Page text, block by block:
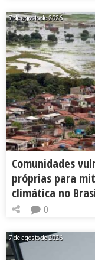
7 de agosto de 2026
Comunidades
próprias para
climática no
0
7 de agosto de 2026